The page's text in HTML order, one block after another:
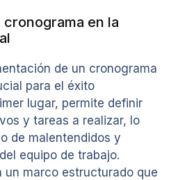
en la
de un cronograma
para el éxito
lugar, permite definir
y tareas a realizar, lo
de malentendidos y
equipo de trabajo.
un marco estructurado que